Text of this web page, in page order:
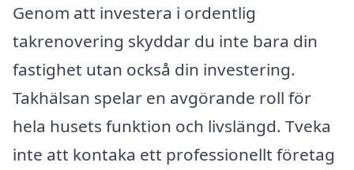
Genom att investera i ordentlig
takrenovering skyddar du inte bara din
fastighet utan också din investering.
Takhälsan spelar en avgörande roll för
hela husets funktion och livslängd. Tveka
inte att kontaka ett professionellt företag